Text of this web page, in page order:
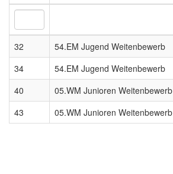
32 54.EM Jugend Weitenbewerb
34
54.EM Jugend Weitenbewerb
40
05.WM Junioren Weitenbewerb
43
05.WM Junioren Weitenbewerb